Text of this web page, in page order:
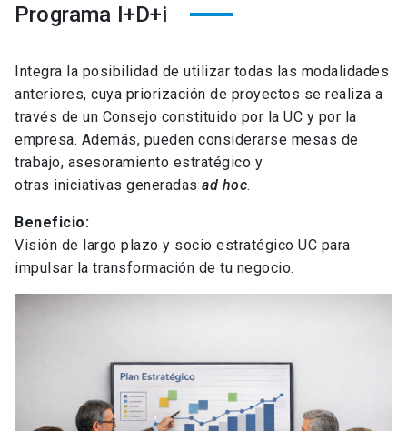
Programa I+D+i
Integra la posibilidad de utilizar todas las modalidades
anteriores, cuya priorización de proyectos se realiza a
través de un Consejo constituido por la UC y por la
empresa. Además, pueden considerarse mesas de
trabajo, asesoramiento estratégico y
otras iniciativas generadas ad hoc.
Beneficio:
Visión de largo plazo y socio estratégico UC para
impulsar la transformación de tu negocio.